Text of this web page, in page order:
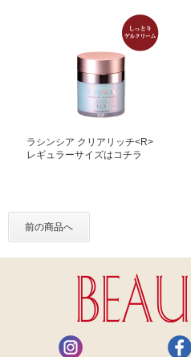
ラシンシア クリアリッチ<R>
レギュラーサイズはコチラ
前の商品へ